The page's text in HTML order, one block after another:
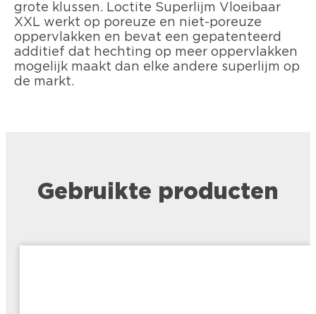
grote klussen. Loctite Superlijm Vloeibaar
XXL werkt op poreuze en niet-poreuze
oppervlakken en bevat een gepatenteerd
additief dat hechting op meer oppervlakken
mogelijk maakt dan elke andere superlijm op
de markt.
Gebruikte producten